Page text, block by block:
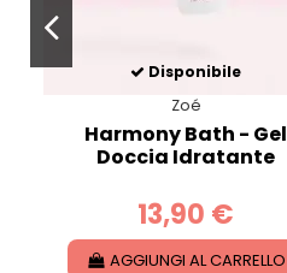
Disponibile
Zoé
Harmony Bath - Gel
Doccia Idratante
13,90 €
AGGIUNGI AL CARRELLO